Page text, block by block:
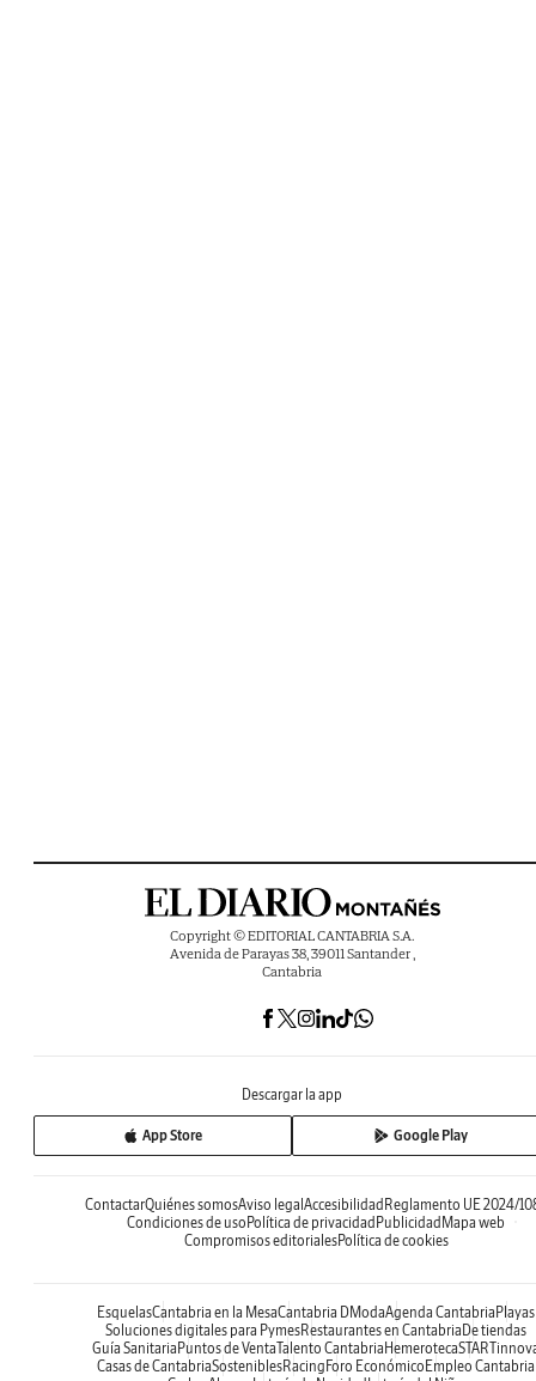
Copyright © EDITORIAL CANTABRIA S.A.
Avenida de Parayas 38, 39011 Santander ,
Cantabria
Descargar la app
App Store Google Play
ContactarQuiénes somosAviso legal Accesibilidad Reglamento UE 2024/
Condiciones de uso Política de privacidad Publicidad Mapa web
Compromisos editorialesPolítica de cookies
EsquelasCantabria en la MesaCantabria DModaAgenda Cantabria Playas
Soluciones digitales para PymesRestaurantes en Cantabria De tiendas
Guía Sanitaria Puntos de VentaTalento Cantabria Hemeroteca
Casas de CantabriaSosteniblesRacing Foro Económico Empleo Cantabria